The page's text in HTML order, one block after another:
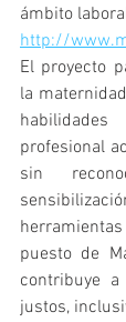
ámbito
http://
El proyecto
la
profesional
sin
puesto de
contribuye
justos,